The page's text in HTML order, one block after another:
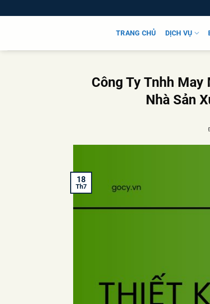
qua
TRANG CHỦ DỊCH VỤ
Công Ty Tnhh
Nhà Sản
18
Th7